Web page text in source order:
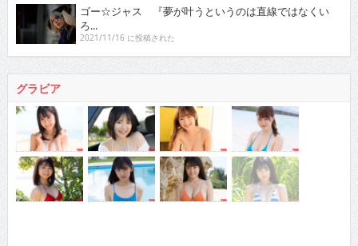
ゴー☆ジャス 『夢が叶うというのは直線ではなくい
ろ...
2021/11/16 に投稿された
グラビア